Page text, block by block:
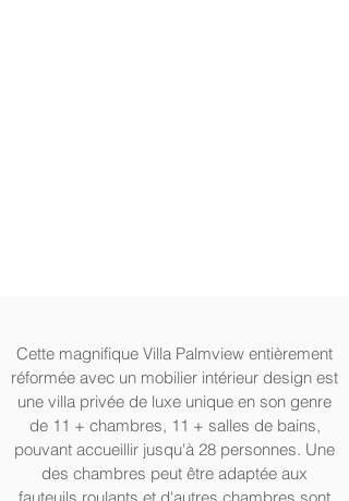
Cette magnifique Villa Palmview entièrement
réformée avec un mobilier intérieur design est
une villa privée de luxe unique en son genre
de 11 + chambres, 11 + salles de bains,
pouvant accueillir jusqu'à 28 personnes. Une
des chambres peut être adaptée aux